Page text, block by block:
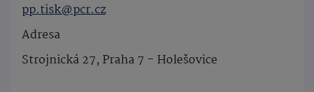
pp.tisk@pcr.cz
Adresa
Strojnická 27, Praha 7 - Holešovice